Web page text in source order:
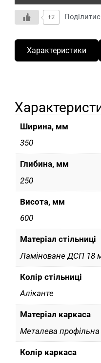
+2
Характеристики
Ширина, мм
350
Глибина, мм
250
Висота, мм
600
Матеріал стільниці
Ламіноване ДСП 18
Колір cтільниці
Аліканте
Матеріал каркаса
Металева профільна
Колір каркаса